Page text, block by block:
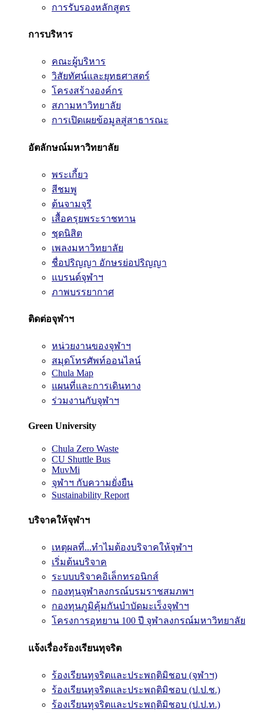
การรับรองหลักสูตร
การบริหาร
คณะผู้บริหาร
วิสัยทัศน์และยุทธศาสตร์
โครงสร้างองค์กร
สภามหาวิทยาลัย
การเปิดเผยข้อมูลสู่สาธารณะ
อัตลักษณ์มหาวิทยาลัย
พระเกี้ยว
สีชมพู
ต้นจามจุรี
เสื้อครุยพระราชทาน
ชุดนิสิต
เพลงมหาวิทยาลัย
ชื่อปริญญา อักษรย่อปริญญา
แบรนด์จุฬาฯ
ภาพบรรยากาศ
ติดต่อจุฬาฯ
หน่วยงานของจุฬาฯ
สมุดโทรศัพท์ออนไลน์
Chula Map
แผนที่และการเดินทาง
ร่วมงานกับจุฬาฯ
Green University
Chula Zero Waste
CU Shuttle Bus
MuvMi
จุฬาฯ กับความยั่งยืน
Sustainability Report
บริจาคให้จุฬาฯ
เหตุผลที่...ทำไมต้องบริจาคให้จุฬาฯ
เริ่มต้นบริจาค
ระบบบริจาคอิเล็กทรอนิกส์
กองทุนจุฬาลงกรณ์บรมราชสมภพฯ
กองทุนภูมิคุ้มกันบำบัดมะเร็งจุฬาฯ
โครงการอุทยาน 100 ปี จุฬาลงกรณ์มหาวิทยาลัย
แจ้งเรื่องร้องเรียนทุจริต
ร้องเรียนทุจริตและประพฤติมิชอบ (จุฬาฯ)
ร้องเรียนทุจริตและประพฤติมิชอบ (ป.ป.ช.)
ร้องเรียนทุจริตและประพฤติมิชอบ (ป.ป.ท.)